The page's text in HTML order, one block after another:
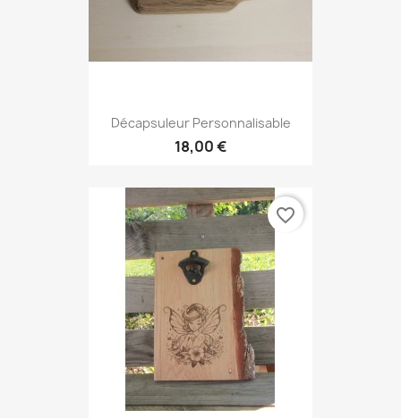
Décapsuleur Personnalisable
18,00 €
favorite_border